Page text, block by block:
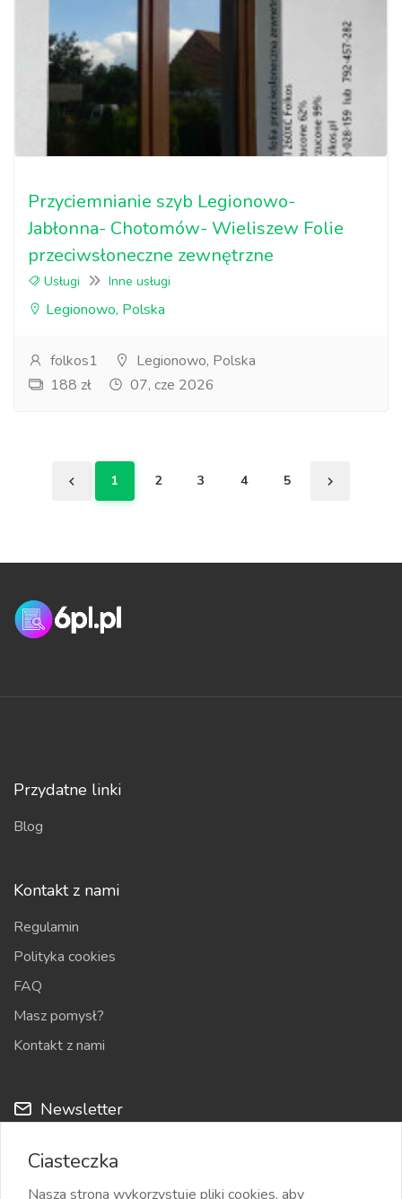
Przyciemnianie szyb Legionowo-
Jabłonna- Chotomów- Wieliszew Folie
przeciwsłoneczne zewnętrzne
Usługi Inne usługi
Legionowo, Polska
folkos1
Legionowo, Polska
188 zł
07, cze 2026
1 2 3 4 5
Przydatne linki
Blog
Kontakt z nami
Regulamin
Polityka cookies
FAQ
Masz pomysł?
Kontakt z nami
Newsletter
z serwisu i najciekawsze ogłoszenia
Ciasteczka
Nasza strona wykorzystuje pliki cookies, aby